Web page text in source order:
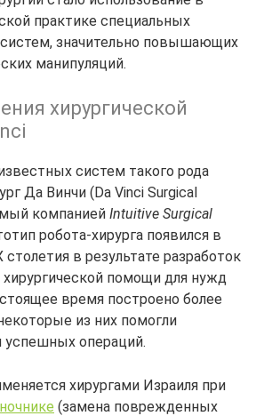
практике специальных
значительно повышающих
манипуляций.
хирургической
систем такого рода
Да Винчи (Da Vinci Surgical
компанией Intuitive Surgical
робота-хирурга появился в
столетия в результате разработок
помощи для нужд
время построено более
из них помогли
операций.
хирургами Израиля при
(замена поврежденных